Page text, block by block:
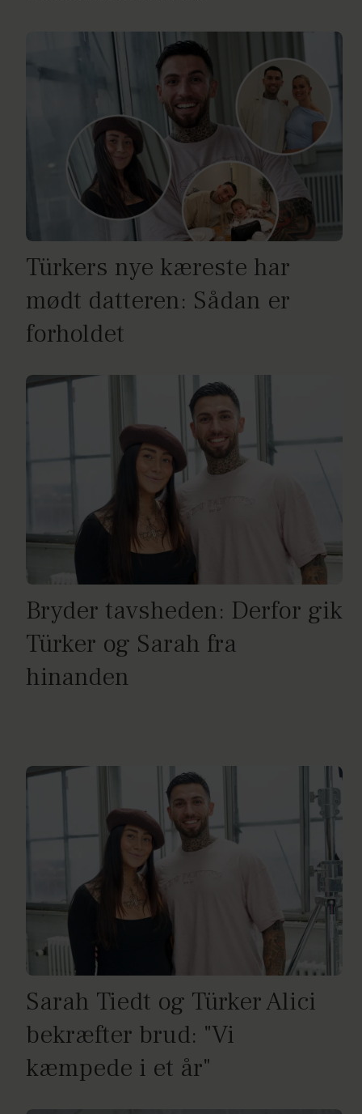
Türkers nye kæreste har
mødt datteren: Sådan er
forholdet
Bryder tavsheden: Derfor gik
Türker og Sarah fra
hinanden
Sarah Tiedt og Türker Alici
bekræfter brud: "Vi
kæmpede i et år"